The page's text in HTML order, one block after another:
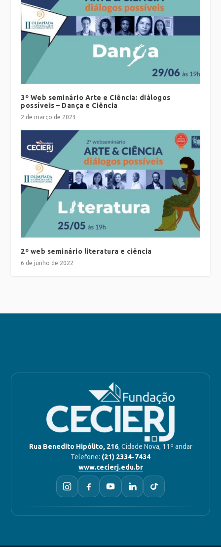
3º Web seminário Arte e Ciência: diálogos
possíveis – Dança e Ciência
2 de março de 2023
2º web seminário literatura e ciência
6 de junho de 2022
Rua Benedito Hipólito, 216, Cidade Nova, 11º andar
Telefone: (21) 2334-7434
www.cecierj.edu.br